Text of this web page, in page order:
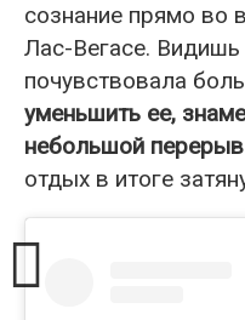
сознание прямо во
Лас-Вегасе. Видишь
почувствовала
уменьшить ее,
небольшой
отдых в итоге